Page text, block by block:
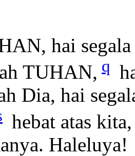
hai segala
TUHAN, q
Dia, hai
hebat atas
Haleluya!